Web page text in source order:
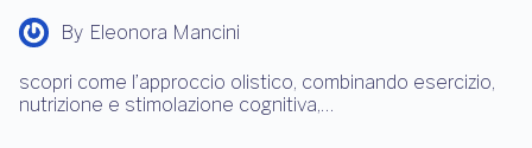
By Eleonora Mancini
scopri come l’approccio olistico, combinando esercizio,
nutrizione e stimolazione cognitiva,…